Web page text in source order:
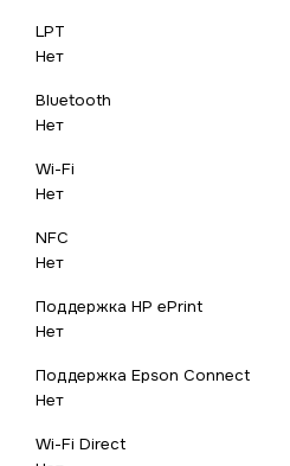
LPT
Нет
Bluetooth
Нет
Wi-Fi
Нет
NFC
Нет
Поддержка HP ePrint
Нет
Поддержка Epson Connect
Нет
Wi-Fi Direct